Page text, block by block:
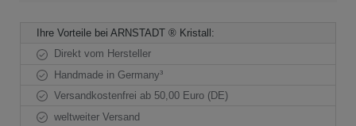
Ihre Vorteile bei ARNSTADT ® Kristall:
Direkt vom Hersteller
Handmade in Germany³
Versandkostenfrei ab 50,00 Euro (DE)
weltweiter Versand